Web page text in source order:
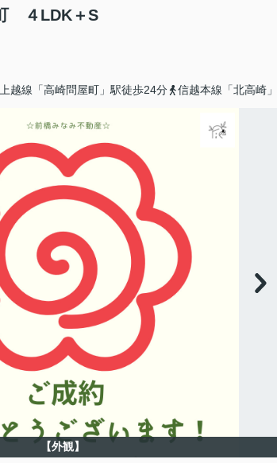
４LDK＋S
上越線「高崎問屋町」駅徒歩24分 信越本線「北高崎
【外観】